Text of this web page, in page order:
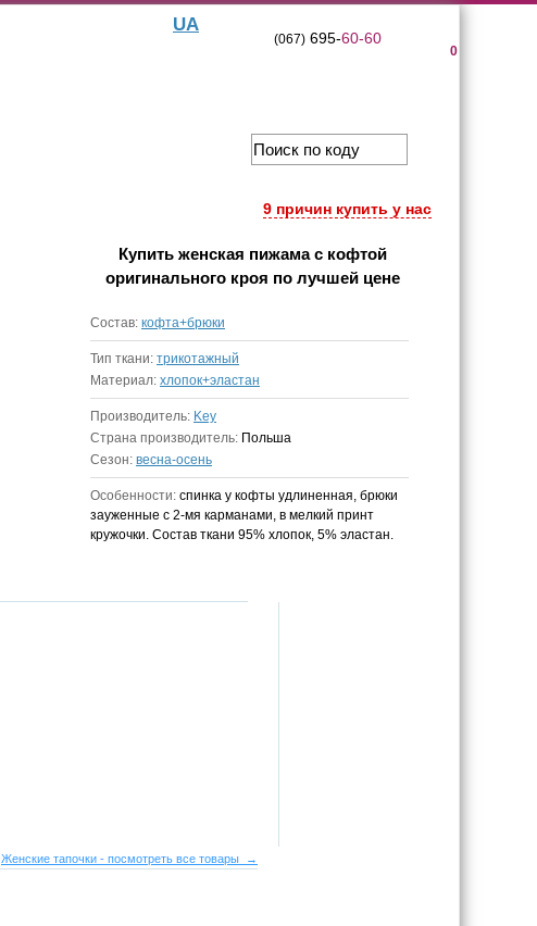
UA
0
(067)695-60-60
9 причин купить у нас
Купить женская пижама с кофтой
оригинального кроя по лучшей цене
Состав: кофта+брюки
Тип ткани: трикотажный
Материал: хлопок+эластан
Производитель: Key
Страна производитель: Польша
Сезон: весна-осень
Особенности: спинка у кофты удлиненная, брюки
зауженные с 2-мя карманами, в мелкий принт
кружочки. Состав ткани 95% хлопок, 5% эластан.
Женские тапочки - посмотреть все товары →